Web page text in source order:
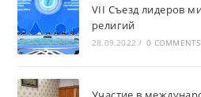
VII Съезд лидеров
религий
28.09.2022 / 0 COMMENTS